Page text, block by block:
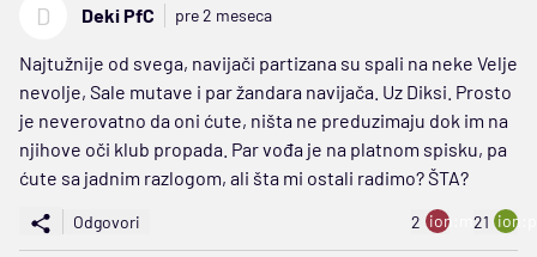
D Deki PfC pre 2 meseca
Najtužnije od svega, navijači partizana su spali na neke Velje
nevolje, Sale mutave i par žandara navijača. Uz Diksi. Prosto
je neverovatno da oni ćute, ništa ne preduzimaju dok im na
njihove oči klub propada. Par vođa je na platnom spisku, pa
ćute sa jadnim razlogom, ali šta mi ostali radimo? ŠTA?
Odgovori 2 ion:minus
21